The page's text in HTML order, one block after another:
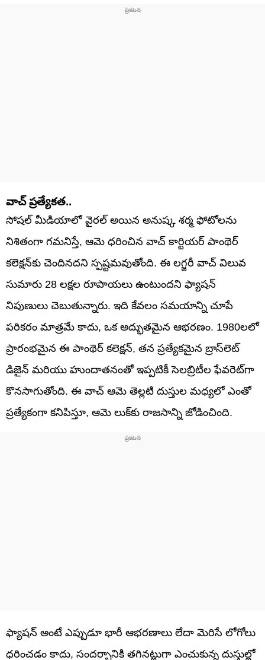
వాచ్ ప్రత్యేకత..
సోషల్ మీడియాలో వైరల్ అయిన అనుష్క శర్మ ఫోటోలను
నిశితంగా గమనిస్తే, ఆమె ధరించిన వాచ్ కార్టియర్ పాంథెర్
కలెక్షన్‌కు చెందినదని స్పష్టమవుతోంది. ఈ లగ్జరీ వాచ్ విలువ
సుమారు 28 లక్షల రూపాయలు ఉంటుందని ఫ్యాషన్
నిపుణులు చెబుతున్నారు. ఇది కేవలం సమయాన్ని చూపే
పరికరం మాత్రమే కాదు, ఒక అద్భుతమైన ఆభరణం. 1980లలో
ప్రారంభమైన ఈ పాంథెర్ కలెక్షన్, తన ప్రత్యేకమైన బ్రాస్‌లెట్
డిజైన్ మరియు హుందాతనంతో ఇప్పటికీ సెలబ్రిటీల ఫేవరెట్‌గా
కొనసాగుతోంది. ఈ వాచ్ ఆమె తెల్లటి దుస్తుల మధ్యలో ఎంతో
ప్రత్యేకంగా కనిపిస్తూ, ఆమె లుక్‌కు రాజసాన్ని జోడించింది.
ఫ్యాషన్ అంటే ఎప్పుడూ భారీ ఆభరణాలు లేదా మెరిసే లోగోలు
ధరించడం కాదు, సందర్భానికి తగినట్లుగా ఎంచుకున్న దుస్తుల్లో